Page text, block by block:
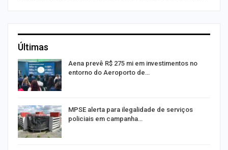
Últimas
Aena prevê R$ 275 mi em investimentos no
entorno do Aeroporto de…
MPSE alerta para ilegalidade de serviços
policiais em campanha…